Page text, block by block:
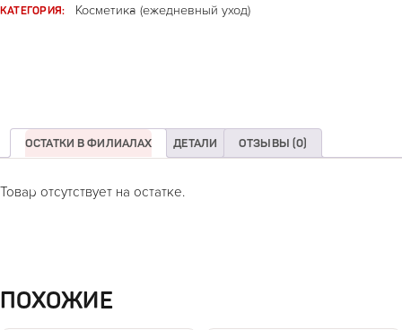
КАТЕГОРИЯ:
Косметика (ежедневный уход)
ОСТАТКИ В ФИЛИАЛАХ ДЕТАЛИ ОТЗЫВЫ (0)
Товар отсутствует на остатке.
ПОХОЖИЕ